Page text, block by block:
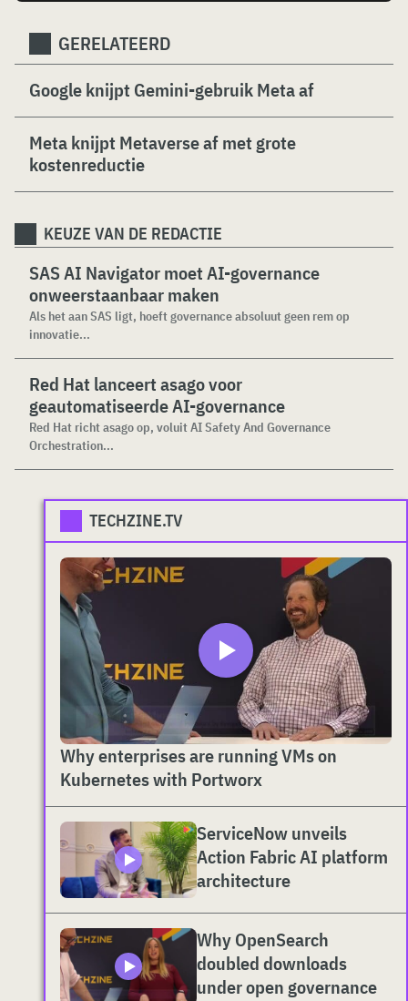
GERELATEERD
Google knijpt Gemini-gebruik Meta af
Meta knijpt Metaverse af met grote
kostenreductie
KEUZE VAN DE REDACTIE
SAS AI Navigator moet AI-governance
onweerstaanbaar maken
Als het aan SAS ligt, hoeft governance absoluut geen rem op
innovatie...
Red Hat lanceert asago voor
geautomatiseerde AI-governance
Red Hat richt asago op, voluit AI Safety And Governance
Orchestration...
TECHZINE.TV
Why enterprises are running VMs on
Kubernetes with Portworx
ServiceNow unveils
Action Fabric AI platform
architecture
Why OpenSearch
doubled downloads
under open governance